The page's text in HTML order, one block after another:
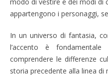
appartengono i personaggi,
In un universo di fantasia,
l’accento è
comprendere le differenze
storia precedente alla linea